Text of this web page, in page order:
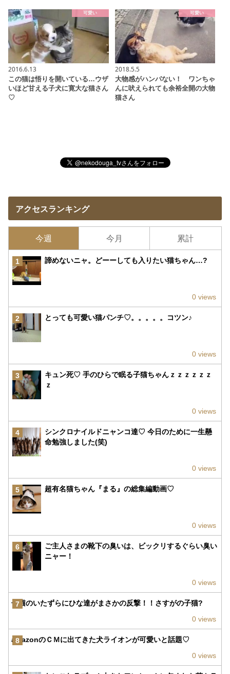
可愛い
2016.6.13
この猫は悟りを開いている…ウザ
いほど甘える子犬に寛大な猫さん
♡
可愛い
2018.5.5
大物感がハンパない！ ワンちゃ
んに吠えられても余裕全開の大物
猫さん
アクセスランキング
今週 今月 累計
1 諦めないニャ。どーーしても入りたい猫ちゃん…?
0 views
2 とっても可愛い猫パンチ♡。。。。。コツン♪
0 views
3
キュン死♡ 手のひらで眠る子猫ちゃんｚｚｚｚｚｚ
ｚ
0 views
4
シンクロナイルドニャンコ達♡ 今日のために一生懸
命勉強しました(笑)
0 views
5 超有名猫ちゃん『まる』の総集編動画♡
0 views
6
ご主人さまの靴下の臭いは、ビックリするぐらい臭い
ニャー！
0 views
7
子猫のいたずらにひな達がまさかの反撃！！さすがの子猫?
0 views
8
amazonのＣＭに出てきた犬ライオンが可愛いと話題♡
0 views